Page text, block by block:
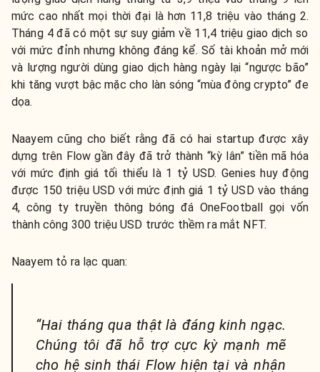
mức cao nhất mọi thời đại là hơn 11,8 triệu vào tháng 2.
Tháng 4 đã có một sự suy giảm về 11,4 triệu giao dịch so
với mức đỉnh nhưng không đáng kể. Số tài khoản mở mới
và lượng người dùng giao dịch hàng ngày lại “ngược bão”
khi tăng vượt bậc mặc cho làn sóng “mùa đông crypto” đe
dọa.
Naayem cũng cho biết rằng đã có hai startup được xây
dựng trên Flow gần đây đã trở thành “kỳ lân” tiền mã hóa
với mức định giá tối thiểu là 1 tỷ USD. Genies huy động
được 150 triệu USD với mức định giá 1 tỷ USD vào tháng
4, công ty truyền thông bóng đá OneFootball gọi vốn
thành công 300 triệu USD trước thềm ra mắt NFT.
Naayem tỏ ra lạc quan:
“Hai tháng qua thật là đáng kinh ngạc.
Chúng tôi đã hỗ trợ cực kỳ mạnh mẽ
cho hệ sinh thái Flow hiện tại và nhận